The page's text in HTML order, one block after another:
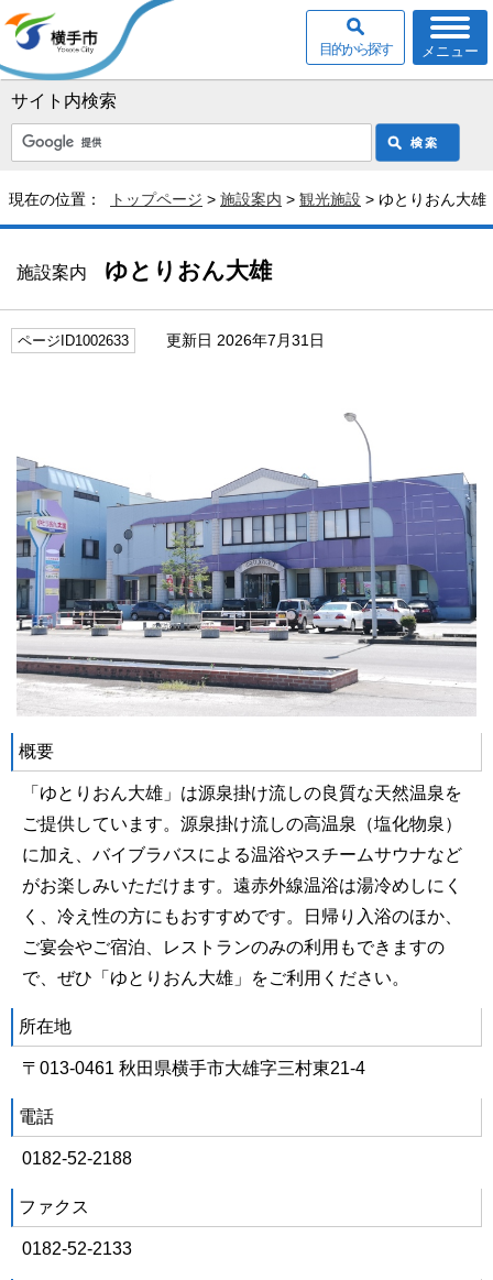
サイト内検索
メニュー
目的から探す
現在の位置： トップページ > 施設案内 > 観光施設 > ゆとりおん大雄
施設案内 ゆとりおん大雄
ページID1002633 更新日 2026年7月31日
概要
「ゆとりおん大雄」は源泉掛け流しの良質な天然温泉を
ご提供しています。源泉掛け流しの高温泉（塩化物泉）
に加え、バイブラバスによる温浴やスチームサウナなど
がお楽しみいただけます。遠赤外線温浴は湯冷めしにく
く、冷え性の方にもおすすめです。日帰り入浴のほか、
ご宴会やご宿泊、レストランのみの利用もできますの
で、ぜひ「ゆとりおん大雄」をご利用ください。
所在地
〒013-0461 秋田県横手市大雄字三村東21-4
電話
0182-52-2188
ファクス
0182-52-2133